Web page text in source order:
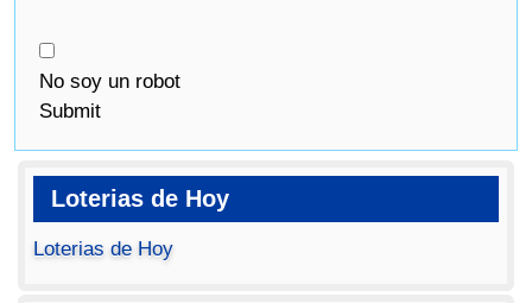
No soy un robot
Submit
Loterias de Hoy
Loterias de Hoy